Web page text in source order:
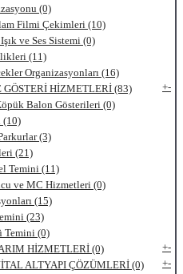
(0)
Filmi Çekimleri (10)
ve Ses Sistemi (0)
(11)
Organizasyonları (16)
HİZMETLERİ (83)
+-
Balon Gösterileri (0)
(10)
(3)
(21)
Temini (11)
ve MC Hizmetleri (0)
(15)
(23)
Temini (0)
HİZMETLERİ (0)
+-
ALTYAPI ÇÖZÜMLERİ (0)
+-